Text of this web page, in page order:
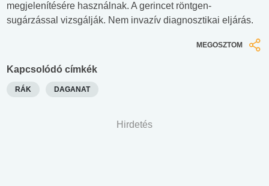
megjelenítésére használnak. A gerincet röntgen-
sugárzással vizsgálják. Nem invazív diagnosztikai eljárás.
MEGOSZTOM
Kapcsolódó címkék
RÁK DAGANAT
Hirdetés